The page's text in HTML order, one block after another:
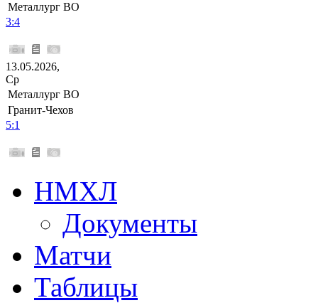
Металлург ВО
3:4
13.05.2026,
Ср
Металлург ВО
Гранит-Чехов
5:1
НМХЛ
Документы
Матчи
Таблицы